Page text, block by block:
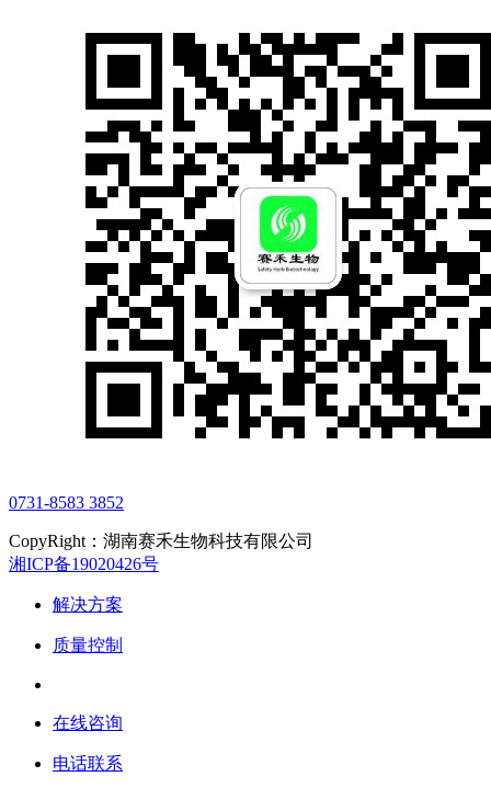
0731-8583 3852
CopyRight：湖南赛禾生物科技有限公司
湘ICP备19020426号
解决方案
质量控制
在线咨询
电话联系